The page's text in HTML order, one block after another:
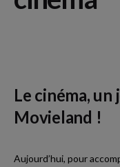
Le cinéma, un
Movieland !
Aujourd’hui, pour